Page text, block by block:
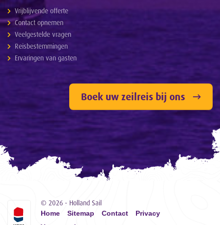
Vrijblijvende offerte
Contact opnemen
Veelgestelde vragen
Reisbestemmingen
Ervaringen van gasten
Boek uw zeilreis bij ons
© 2026 - Holland Sail
Home Sitemap Contact
Privacy